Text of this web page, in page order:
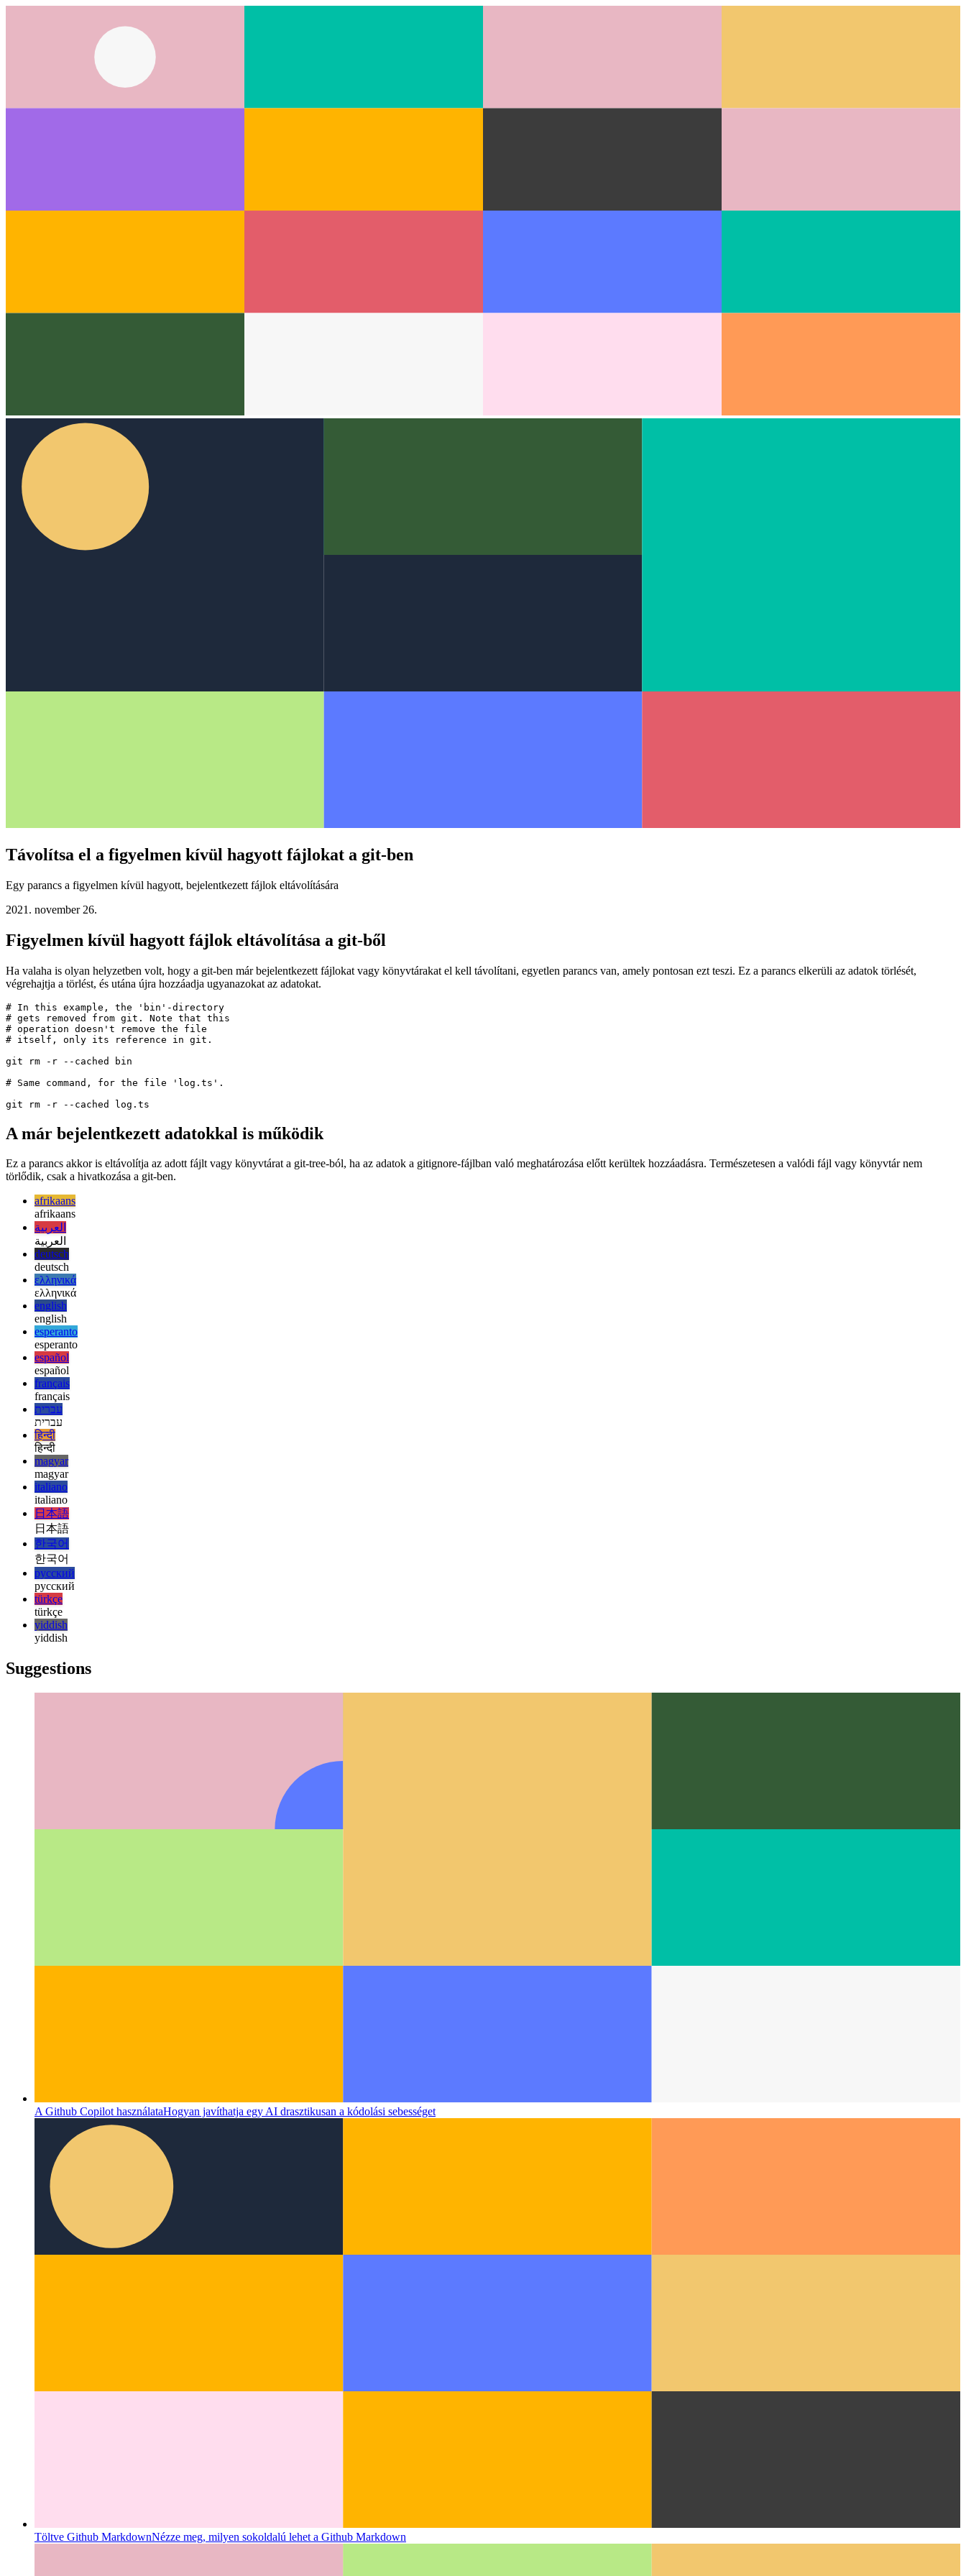
Távolítsa el a figyelmen kívül hagyott fájlokat a git-ben
Egy parancs a figyelmen kívül hagyott, bejelentkezett fájlok eltávolítására
2021. november 26.
Figyelmen kívül hagyott fájlok eltávolítása a git-ből
végrehajtja a törlést, és utána újra hozzáadja ugyanazokat az adatokat.
# In this example, the 'bin'-directory
# gets removed from git. Note that this
# operation doesn't remove the file
# itself, only its reference in git.
git rm -r --cached bin
# Same command, for the file 'log.ts'.
A már bejelentkezett adatokkal is működik
Ez a parancs akkor is eltávolítja az adott fájlt vagy könyvtárat a git-tree-ból, ha az adatok a gitignore-fájlban való meghatározása előtt kerültek hozzáadásra. Természetesen a valódi fájl vagy könyvtár nem
törlődik, csak a hivatkozása a git-ben.
afrikaans
afrikaans
العربية
العربية
deutsch
deutsch
ελληνικά
ελληνικά
english
english
esperanto
esperanto
español
español
français
français
עברית
עברית
हिन्दी
हिन्दी
magyar
magyar
italiano
italiano
日本語
日本語
한국어
한국어
русский
русский
türkçe
türkçe
yiddish
Suggestions
A Github Copilot használataHogyan javíthatja egy AI drasztikusan a kódolási sebességet